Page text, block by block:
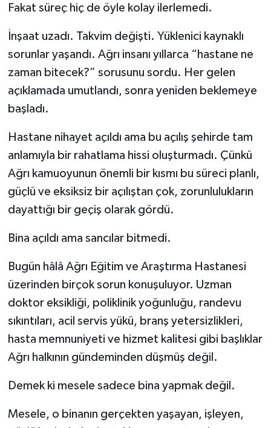
Fakat süreç hiç de öyle kolay ilerlemedi.
İnşaat uzadı. Takvim değişti. Yüklenici kaynaklı
sorunlar yaşandı. Ağrı insanı yıllarca “hastane ne
zaman bitecek?” sorusunu sordu. Her gelen
açıklamada umutlandı, sonra yeniden beklemeye
başladı.
Hastane nihayet açıldı ama bu açılış şehirde tam
anlamıyla bir rahatlama hissi oluşturmadı. Çünkü
Ağrı kamuoyunun önemli bir kısmı bu süreci planlı,
güçlü ve eksiksiz bir açılıştan çok, zorunlulukların
dayattığı bir geçiş olarak gördü.
Bina açıldı ama sancılar bitmedi.
Bugün hâlâ Ağrı Eğitim ve Araştırma Hastanesi
üzerinden birçok sorun konuşuluyor. Uzman
doktor eksikliği, poliklinik yoğunluğu, randevu
sıkıntıları, acil servis yükü, branş yetersizlikleri,
hasta memnuniyeti ve hizmet kalitesi gibi başlıklar
Ağrı halkının gündeminden düşmüş değil.
Demek ki mesele sadece bina yapmak değil.
Mesele, o binanın gerçekten yaşayan, işleyen,